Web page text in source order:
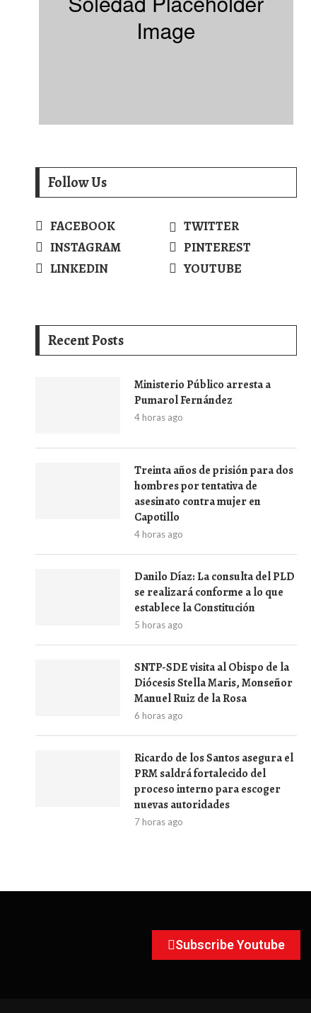
Follow Us
FACEBOOK
TWITTER
INSTAGRAM
PINTEREST
LINKEDIN
YOUTUBE
Recent Posts
Ministerio Público arresta a
Pumarol Fernández
4 horas ago
Treinta años de prisión para dos
hombres por tentativa de
asesinato contra mujer en
Capotillo
4 horas ago
Danilo Díaz: La consulta del PLD
se realizará conforme a lo que
establece la Constitución
5 horas ago
SNTP-SDE visita al Obispo de la
Diócesis Stella Maris, Monseñor
Manuel Ruiz de la Rosa
6 horas ago
Ricardo de los Santos asegura el
PRM saldrá fortalecido del
proceso interno para escoger
nuevas autoridades
7 horas ago
Subscribe Youtube